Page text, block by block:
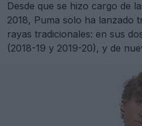
Desde que se hizo cargo de
2018, Puma solo ha lanzado
rayas tradicionales: en sus
(2018-19 y 2019-20), y de